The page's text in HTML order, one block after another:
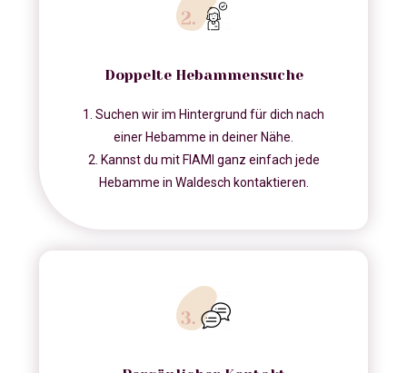
Doppelte Hebammensuche
1. Suchen wir im Hintergrund für dich nach
einer Hebamme in deiner Nähe.
2. Kannst du mit FIAMI ganz einfach jede
Hebamme in Waldesch kontaktieren.